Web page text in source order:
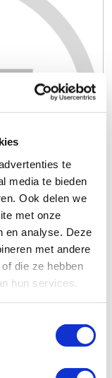
te
media te bieden
Ook delen we
met onze
en analyse. Deze
met andere
die ze hebben
hun services.